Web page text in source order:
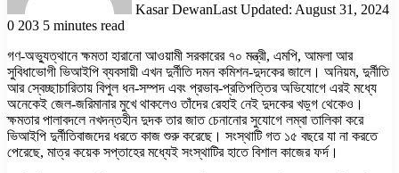
Kasar DewanLast Updated: August 31, 2024
0 203 5 minutes read
গণ-অভ্যুত্থানে ক্ষমতা হারানো আওয়ামী সরকারের ৭০ মন্ত্রী, এমপি, আমলা আর
সুবিধাভোগী ভিআইপি ব্যবসায়ী এখন দুর্নীতি দমন কমিশন-দুদকের জালে। অনিয়ম, দুর্নীতি
আর স্বেচ্ছাচারিতায় বিপুল ধন-সম্পদ এবং প্রভাব-প্রতিপত্তির অভিযোগে এরই মধ্যে
অনেকেই জেল-জরিমানার মুখে থাকলেও তাঁদের রেহাই নেই দুদকের খড়্গ থেকেও।
ক্ষমতার পালাবদলে নখদন্তহীন দুদক তার জাত চেনানোর সুযোগে লম্বা তালিকা করে
ভিআইপি দুর্নীতিবাজদের ধরতে কাজ শুরু করেছে। সংস্থাটি গত ১৫ বছরে যা না করতে
পেরেছে, মাত্র কয়েক সপ্তাহের মধ্যেই সংস্থাটির হাতে বিশাল কাজের ফর্দ।